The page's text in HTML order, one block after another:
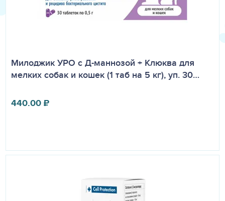
Милоджик УРО с Д-маннозой + Клюква для
мелких собак и кошек (1 таб на 5 кг), уп. 30…
440.00₽